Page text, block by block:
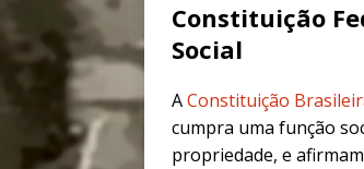
Constituição
Social
AConstituição
cumpra uma função
propriedade, e